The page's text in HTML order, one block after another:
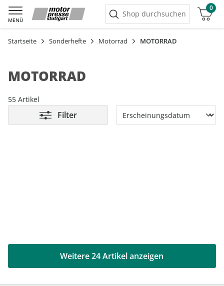
MENÜ
Shop durchsuchen
0
Warenkorb
Startseite Sonderhefte Motorrad MOTORRAD
MOTORRAD
55 Artikel
Filter
Weitere 24 Artikel anzeigen